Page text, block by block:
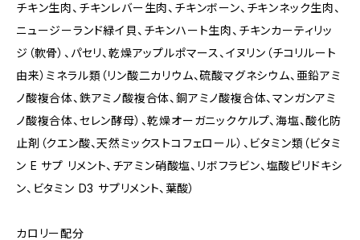
チキン生肉、チキンレバー生肉、チキンボーン、チキンネック生肉、
ニュージーランド緑イ貝、チキンハート生肉、チキンカーティリッ
ジ（軟骨）、パセリ、乾燥アップルポマース、イヌリン（チコリルート
由来）ミネラル類（リン酸二カリウム、硫酸マグネシウム、亜鉛アミ
ノ酸複合体、鉄アミノ酸複合体、銅アミノ酸複合体、マンガンアミ
ノ酸複合体、セレン酵母）、乾燥オーガニックケルプ、海塩、酸化防
止剤（クエン酸、天然ミックストコフェロール）、ビタミン類（ビタミ
ン E サプ リメント、チアミン硝酸塩、リボフラビン、塩酸ピリドキシ
ン、ビタミン D3 サプリメント、葉酸）
カロリー配分